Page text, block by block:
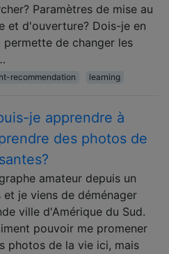
Paramètres de mise au
et d'ouverture? Dois-je en
permette de changer les
recommendation learning
je apprendre à
des photos de
amateur depuis un
je viens de déménager
ville d'Amérique du Sud.
pouvoir me promener
photos de la vie ici, mais